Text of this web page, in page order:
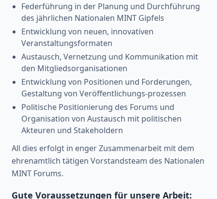
Federführung in der Planung und Durchführung
des jährlichen Nationalen MINT Gipfels
Entwicklung von neuen, innovativen
Veranstaltungsformaten
Austausch, Vernetzung und Kommunikation mit
den Mitgliedsorganisationen
Entwicklung von Positionen und Forderungen,
Gestaltung von Veröffentlichungs-prozessen
Politische Positionierung des Forums und
Organisation von Austausch mit politischen
Akteuren und Stakeholdern
All dies erfolgt in enger Zusammenarbeit mit dem
ehrenamtlich tätigen Vorstandsteam des Nationalen
MINT Forums.
Gute Voraussetzungen für unsere Arbeit: